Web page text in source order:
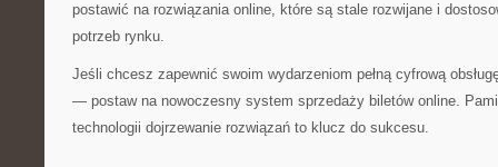
postawić na rozwiązania online, które są stale rozwijane i
potrzeb rynku.
Jeśli chcesz zapewnić swoim wydarzeniom pełną cyfrową
— postaw na nowoczesny system sprzedaży biletów online.
technologii dojrzewanie rozwiązań to klucz do sukcesu.